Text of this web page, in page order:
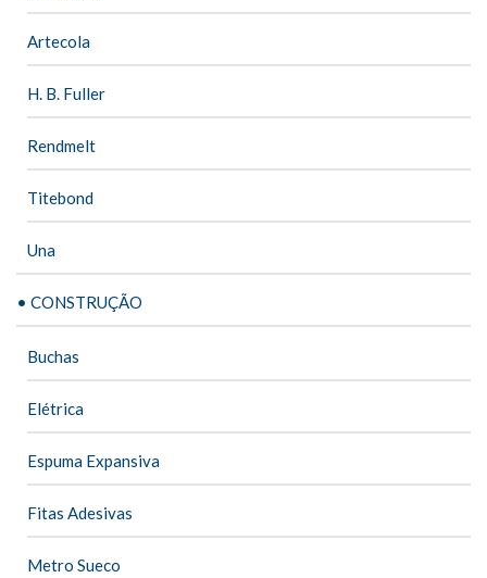
Artecola
H. B. Fuller
Rendmelt
Titebond
Una
• CONSTRUÇÃO
Buchas
Elétrica
Espuma Expansiva
Fitas Adesivas
Metro Sueco